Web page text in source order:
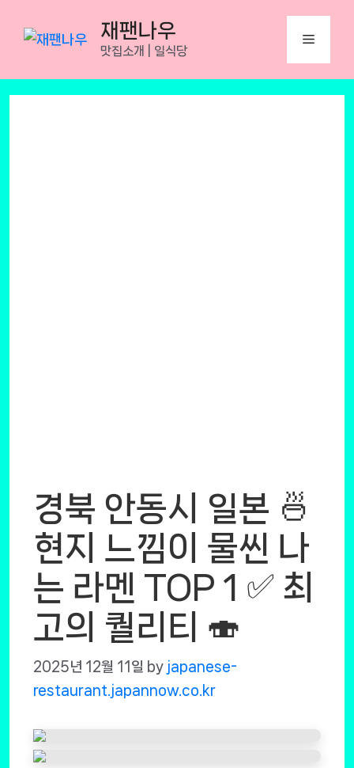
재팬나우
맛집소개 | 일식당
Menu
경북 안동시 일본 🍜
현지 느낌이 물씬 나
는 라멘 TOP 1 ✅ 최
고의 퀄리티 🍣
2025년 12월 11일 by japanese-
restaurant.japannow.co.kr